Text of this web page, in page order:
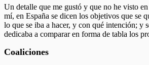
Un detalle que me gustó y que no he visto
mí, en España se dicen los objetivos que se
lo que se iba a hacer, y con qué intención; y
dedicaba a comparar en forma de tabla los
Coaliciones